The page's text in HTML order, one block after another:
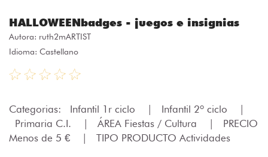
HALLOWEENbadges - juegos e insignias
Autora: ruth2mARTIST
Idioma: Castellano
Categorias: Infantil 1r ciclo | Infantil 2º ciclo
|
Primaria C.I.
| ÁREA Fiestas / Cultura |
PRECIO
Menos de 5 €
| TIPO PRODUCTO Actividades